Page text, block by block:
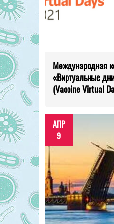
Международная
«Виртуальные
(Vaccine Virtual
АПР
9